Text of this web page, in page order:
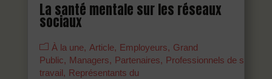
La santé mentale sur les réseaux
sociaux
À la une Article Employeurs
Grand
Public
Managers Partenaires
Professionnels de santé
travail
Représentants du